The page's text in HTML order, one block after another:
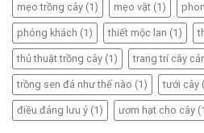
mẹo trồng cây (1) mẹo vặt (1)
phóng khách (1) thiết mộc lan (1)
thủ thuật trồng cây (1) trang trí cây
trồng sen đá như thế nào (1) tưới cây
điều đáng lưu ý (1) ươm hạt cho cây